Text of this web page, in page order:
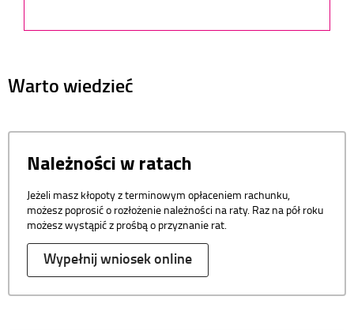
Warto wiedzieć
Należności w ratach
Jeżeli masz kłopoty z terminowym opłaceniem rachunku,
możesz poprosić o rozłożenie należności na raty. Raz na pół roku
możesz wystąpić z prośbą o przyznanie rat.
Wypełnij wniosek online